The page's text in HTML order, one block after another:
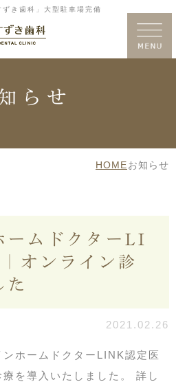
き歯科」大型駐車場完備
らせ
HOMEお知らせ
ームドクターLI
オンライン診
た
2021.02.26
ホームドクターLINK認定医
を導入いたしました。 詳し